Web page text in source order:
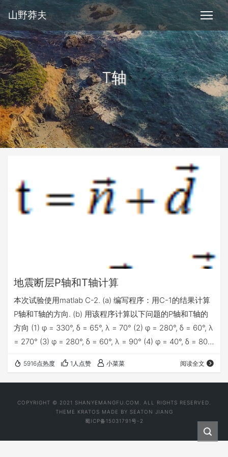
山野莽夫
T轴
地震断层P轴和T轴计算
本次试验使用matlab C-2. (a) 编写程序：用C-1的结果计算
P轴和T轴的方向. (b) 用该程序计算以下问题的P轴和T轴的
方向 (1) φ = 330°, δ = 65°, λ = 70° (2) φ = 280°, δ = 60°, λ
= 270° (3) φ = 280°, δ = 60°, λ = 90° (4) φ = 40°, δ = 80°,
矢量和滑动矢量可以计算P轴和T轴的方向，公式如下 故…
5916点热度 1人点赞 小菜菜 阅读全文
COPYRIGHT © 2021 SHANYEMANGFU.COM. ALL RIGHTS RESERVED.
THEME KRATOS MADE BY SEATON JIANG
蜀ICP备15031791号-2